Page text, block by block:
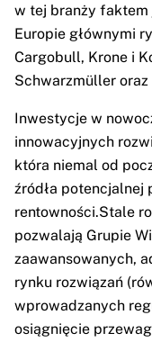
w tej branży faktem
Europie głównymi
Cargobull, Krone i
Schwarzmüller
Inwestycje w
innowacyjnych
która niemal od
źródła potencjalnej
rentowności.Stale
pozwalają Grupie
zaawansowanych,
rynku rozwiązań
wprowadzanych
osiągnięcie